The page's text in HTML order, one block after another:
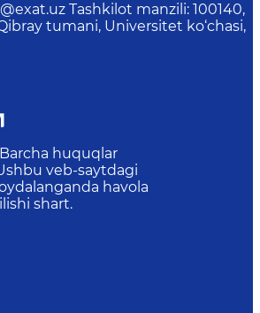
Tashkilot manzili: 100140,
tumani, Universitet ko‘chasi,
Barcha huquqlar
veb-saytdagi
havola
shart.